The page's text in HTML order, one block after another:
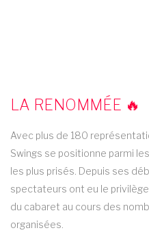
LA RENOMMÉE 🔥
Avec plus de 180
Swings se positionne parmi
les plus prisés. Depuis ses
spectateurs ont eu le
du cabaret au cours des
organisées.